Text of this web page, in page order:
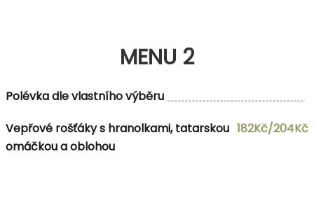
MENU 2
Polévka dle vlastního výběru
Vepřové rošťáky s hranolkami, tatarskou
omáčkou a oblohou
182Kč/204Kč